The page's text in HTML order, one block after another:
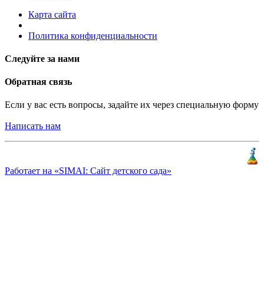
Карта сайта
Политика конфиденциальности
Следуйте за нами
Обратная связь
Если у вас есть вопросы, задайте их через специальную форму
Написать нам
Работает на «SIMAI: Сайт детского сада»